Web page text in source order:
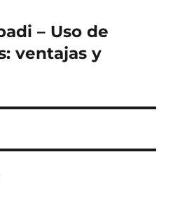
– Uso de
ventajas y